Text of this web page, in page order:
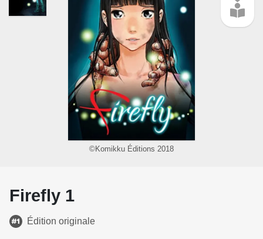
©Komikku Éditions 2018
Firefly 1
Édition originale